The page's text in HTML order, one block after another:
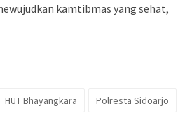
kamtibmas yang sehat,
HUT Bhayangkara
Polresta Sidoarjo